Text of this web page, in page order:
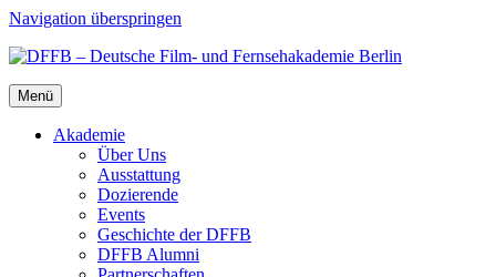
Navigation überspringen
Menü
Aka­de­mie
Über Uns
Aus­stat­tung
Dozie­ren­de
Events
Geschich­te der DFFB
DFFB Alum­ni